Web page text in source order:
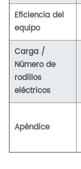
Eficiencia del
equipo
Carga /
Número de
rodillos
eléctricos
Apéndice